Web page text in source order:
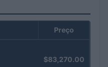
Preço
$83,270.00